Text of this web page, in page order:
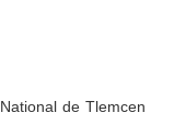
de Tlemcen